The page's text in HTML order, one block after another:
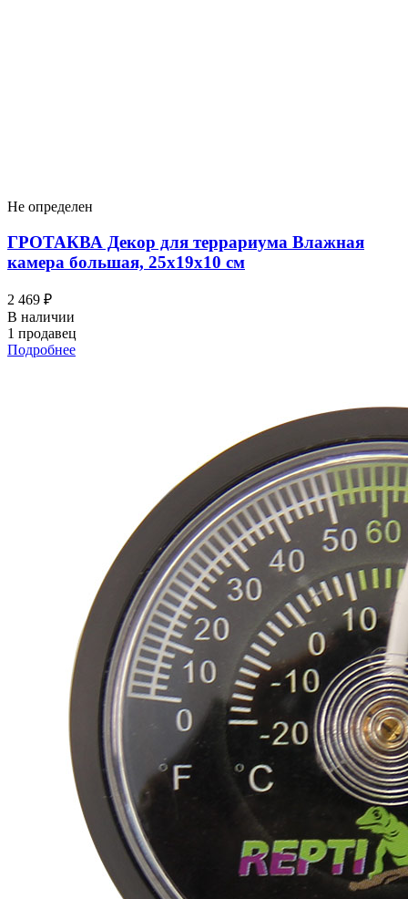
Не определен
ГРОТАКВА Декор для террариума Влажная
камера большая, 25х19х10 см
2 469 ₽
В наличии
1 продавец
Подробнее